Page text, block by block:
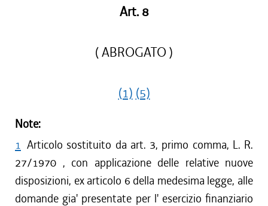
Art. 8
( ABROGATO )
(1) (5)
Note:
1 Articolo sostituito da art. 3, primo comma, L. R.
27/1970 , con applicazione delle relative nuove
disposizioni, ex articolo 6 della medesima legge, alle
domande gia' presentate per l' esercizio finanziario